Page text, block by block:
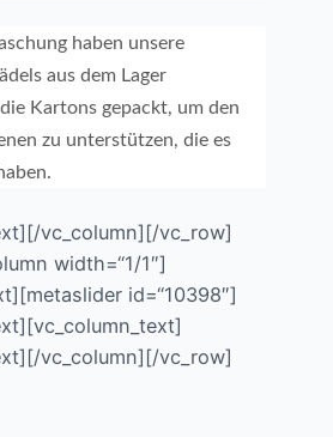
haben unsere
aus dem Lager
Kartons gepackt, um den
zu unterstützen, die es
vc_column][/vc_row]
width=“1/1″]
id=“10398″]
vc_column][/vc_row]